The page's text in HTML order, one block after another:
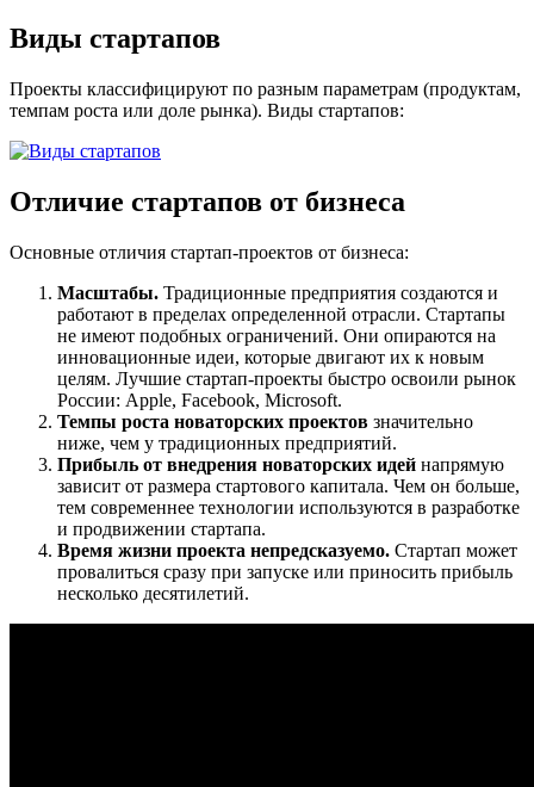
Виды стартапов
Проекты классифицируют по разным параметрам (продуктам,
темпам роста или доле рынка). Виды стартапов:
Отличие стартапов от бизнеса
Основные отличия стартап-проектов от бизнеса:
Масштабы. Традиционные предприятия создаются и
работают в пределах определенной отрасли. Стартапы
не имеют подобных ограничений. Они опираются на
инновационные идеи, которые двигают их к новым
целям. Лучшие стартап-проекты быстро освоили рынок
России: Apple, Facebook, Microsoft.
Темпы роста новаторских проектов значительно
ниже, чем у традиционных предприятий.
Прибыль от внедрения новаторских идей напрямую
зависит от размера стартового капитала. Чем он больше,
тем современнее технологии используются в разработке
и продвижении стартапа.
Время жизни проекта непредсказуемо. Стартап может
провалиться сразу при запуске или приносить прибыль
несколько десятилетий.